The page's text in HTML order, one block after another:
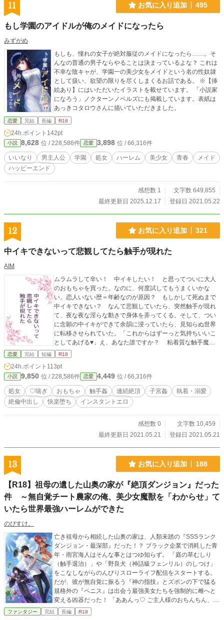
11 お気に入り追加 495
もし学園のアイドルが俺のメイドになったら
みずがめ
もしも、憧れの女子が絶対服従のメイドになったら……。そ
んなの普通の男子ならやることは決まっているよな？ これは
不幸な陰キャが、学園一の美少女をメイドという名の性奴隷
として扱い、欲望の限りを尽くしまくるお話である。 ※【挿
絵あり】にはいただいたイラストを載せています。 「小説家
になろう」ノクターンノベルズにも掲載しています。表紙は
あっきコタロウさんに描いていただきました。
恋愛 完結 長編 R18
24h.ポイント 142pt
小説 8,628 位 / 228,586件 恋愛 3,898 位 / 66,316件
いいなり 男主人公 学園 処女 ハーレム 美少女 青春
メイド
ハッピーエンド
感想数 1
文字数 649,855
最終更新日 2025.12.17
登録日 2021.05.22
12 お気に入り追加 321
中イキできないって悲観してたら触手が現れた
AIM
ムラムラして辛い！ 中イキしたい！ と思ってついに大人
のおもちゃを買った。なのに、何度試してもうまくいかな
い。恋人いない歴＝年齢なのが原因？ もしかして死ぬまで
中イキできない？ なんて悲観していたら、突然触手が現れ
て、夜な夜な淫らな動きで身体を弄ってくる。そして、つい
に念願の中イキができて余韻に浸っていたら、見知らぬ世界
に転移させられていた。「これからはずーっと気持ちいいこ
としてあげる♥」え、あなた誰ですか？ 粘着質な触手魔人
が、快楽に弱々なチョロインを遠隔開発して転移させて溺愛
恋愛 完結 短編 R18
24h.ポイント 113pt
小説 9,850 位 / 228,586件 恋愛 4,449 位 / 66,316件
処女 ♡喘ぎ おもちゃ 触手姦 連続絶頂 子宮姦
執着・溺愛
絶倫中出し
快楽堕ち インスタントエロ
感想数 0
文字数 10,459
最終更新日 2021.05.21
登録日 2021.05.21
13 お気に入り追加 188
【R18】祖母の遺した山奥の家が『絶頂ダンジョン』だった
件 ～無自覚チート農家の俺、美少女魔獣を「わからせ」て
いたら世界最強ハーレムができた
のびすけ。
亡き祖母から相続した山奥の家は、人類未踏の『SSSランク
ダンジョン・最深部』だった！？ ブラック企業で消耗した青
年・雨宮海人はそんな事とはつゆ知らず。 「庭の草むしり
（触手退治）」や「野良犬（神話級フェンリル）のしつけ」
をこなしながらのんびりスローライフ配信をスタートする。
だが、彼が無自覚に振るう『神の指技』とズボンの下で猛る
規格外の『ペニス』は出会う最強美女たちを強制的に雌へと
変える凶器だった！ 「ああんっ♡ ご主人様のおちんちん、す
っごいぃぃ♡ またイっちゃうのぉぉ♡」 襲い来る魔獣は銀髪
ファンタジー 完結 長編 R18